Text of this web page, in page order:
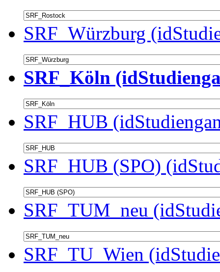
SRF_Würzburg
SRF_Köln
SRF_HUB
SRF_HUB (SPO)
SRF_TUM_neu
SRF_TU_Wien